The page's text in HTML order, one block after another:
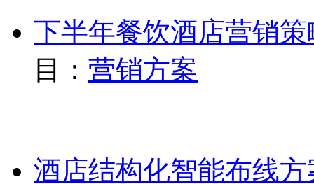
下半年餐饮酒店营销
目： 营销方案
酒店结构化智能布线方